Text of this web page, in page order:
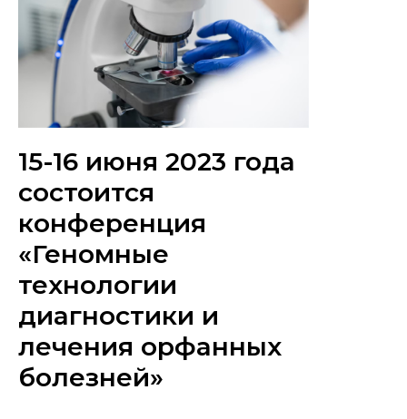
15-16 июня 2023 года
состоится
конференция
«Геномные
технологии
диагностики и
лечения орфанных
болезней»